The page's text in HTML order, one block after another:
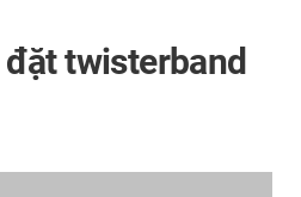
twisterband